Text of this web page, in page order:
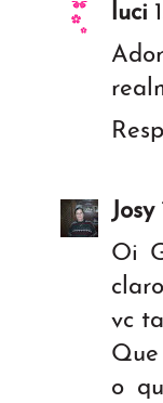
luci
Josy
Oi
vc
o